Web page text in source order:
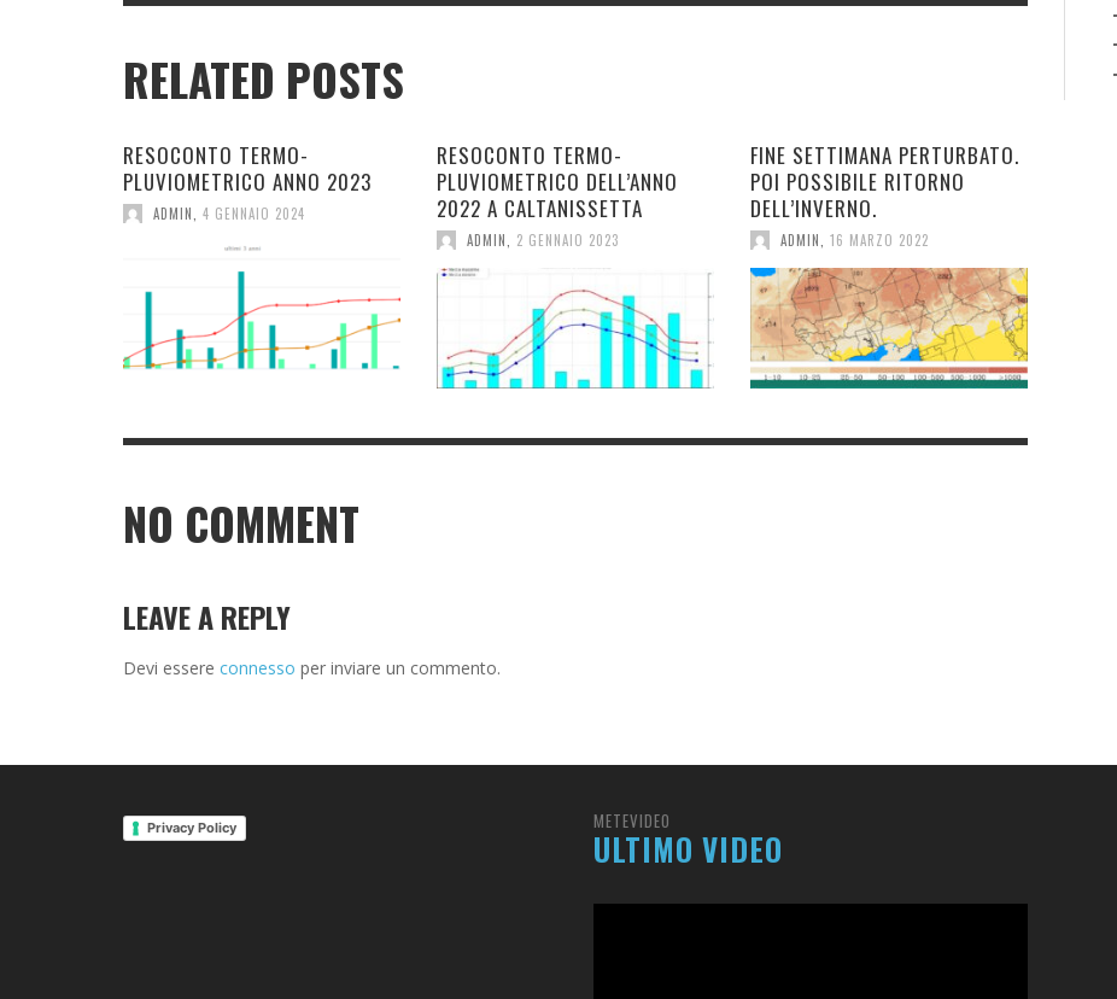
RELATED POSTS
RESOCONTO TERMO-
PLUVIOMETRICO ANNO 2023
ADMIN 4 GENNAIO 2024
RESOCONTO TERMO-
PLUVIOMETRICO DELL’ANNO
2022 A CALTANISSETTA
ADMIN 2 GENNAIO 2023
FINE SETTIMANA PERTURBATO.
POI POSSIBILE RITORNO
DELL’INVERNO.
ADMIN 16 MARZO 2022
NO COMMENT
LEAVE A REPLY
Devi essere connesso per inviare un commento.
Privacy Policy METEVIDEO
ULTIMO VIDEO